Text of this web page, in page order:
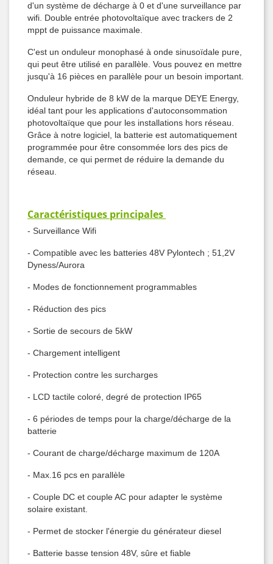
d'un système de décharge à 0 et d'une surveillance par
wifi. Double entrée photovoltaïque avec trackers de 2
mppt de puissance maximale.
C'est un onduleur monophasé à onde sinusoïdale pure,
qui peut être utilisé en parallèle. Vous pouvez en mettre
jusqu'à 16 pièces en parallèle pour un besoin important.
Onduleur hybride de 8 kW de la marque DEYE Energy,
idéal tant pour les applications d'autoconsommation
photovoltaïque que pour les installations hors réseau.
Grâce à notre logiciel, la batterie est automatiquement
programmée pour être consommée lors des pics de
demande, ce qui permet de réduire la demande du
réseau.
Caractéristiques principales
- Surveillance Wifi
- Compatible avec les batteries 48V Pylontech ; 51,2V
Dyness/Aurora
- Modes de fonctionnement programmables
- Réduction des pics
- Sortie de secours de 5kW
- Chargement intelligent
- Protection contre les surcharges
- LCD tactile coloré, degré de protection IP65
- 6 périodes de temps pour la charge/décharge de la
batterie
- Courant de charge/décharge maximum de 120A
- Max.16 pcs en parallèle
- Couple DC et couple AC pour adapter le système
solaire existant.
- Permet de stocker l'énergie du générateur diesel
- Batterie basse tension 48V, sûre et fiable